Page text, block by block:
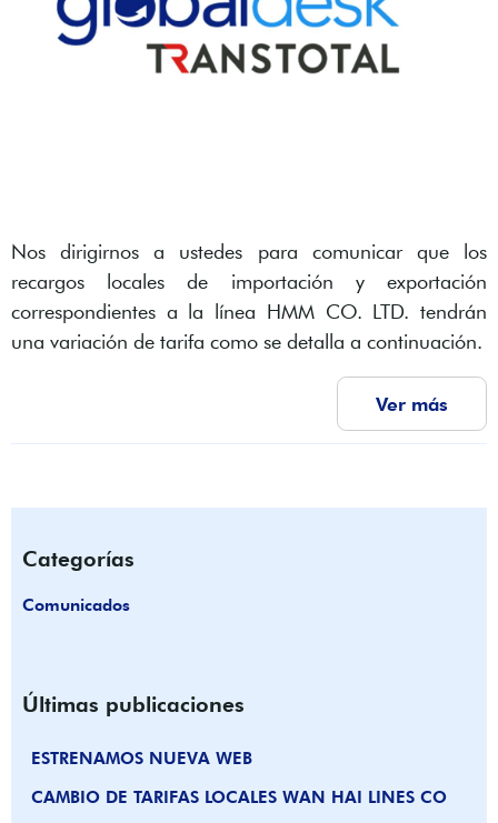
Nos dirigirnos a ustedes para comunicar que los
recargos locales de importación y exportación
correspondientes a la línea HMM CO. LTD. tendrán
una variación de tarifa como se detalla a continuación.
Ver más
Categorías
Comunicados
Últimas publicaciones
ESTRENAMOS NUEVA WEB
CAMBIO DE TARIFAS LOCALES WAN HAI LINES CO